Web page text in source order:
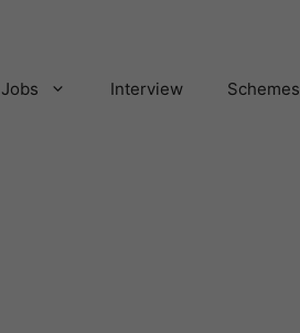
Jobs Interview Schemes